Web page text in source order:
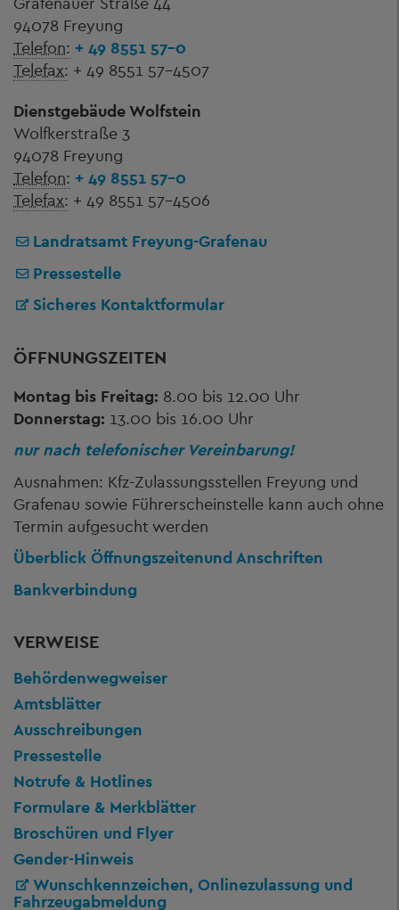
94078 Freyung
Telefon: + 49 8551 57-0
Telefax: + 49 8551 57-4507
Dienstgebäude Wolfstein
Wolfkerstraße 3
94078 Freyung
Telefon: + 49 8551 57-0
Telefax: + 49 8551 57-4506
Landratsamt Freyung-Grafenau
Pressestelle
Sicheres Kontaktformular
ÖFFNUNGSZEITEN
Montag bis Freitag: 8.00 bis 12.00 Uhr
Donnerstag: 13.00 bis 16.00 Uhr
nur nach telefonischer Vereinbarung!
Ausnahmen: Kfz-Zulassungsstellen Freyung und
Grafenau sowie Führerscheinstelle kann auch ohne
Termin aufgesucht werden
Überblick Öffnungszeitenund Anschriften
Bankverbindung
VERWEISE
Behördenwegweiser
Amtsblätter
Ausschreibungen
Pressestelle
Notrufe & Hotlines
Formulare & Merkblätter
Broschüren und Flyer
Gender-Hinweis
Wunschkennzeichen, Onlinezulassung und
Fahrzeugabmeldung